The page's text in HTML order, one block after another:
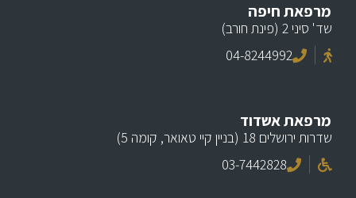
מרפאת חיפה
שד' סיני 2 (פינת חורב)
04-8244992
מרפאת אשדוד
שדרות ירושלים 18 (בניין קיי טאואר, קומה 5)
03-7442828